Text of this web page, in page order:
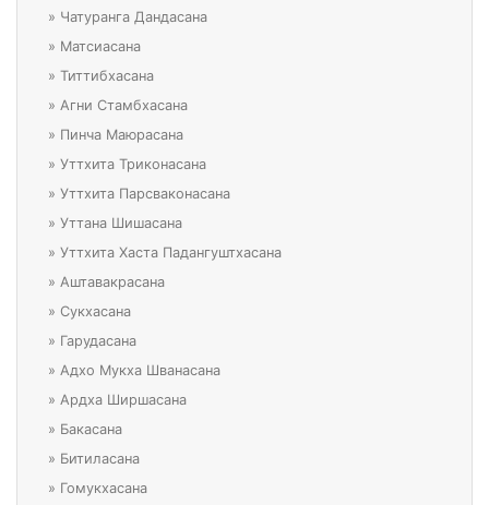
» Чатуранга Дандасана
» Матсиасана
» Титтибхасана
» Агни Стамбхасана
» Пинча Маюрасана
» Уттхита Триконасана
» Уттхита Парсваконасана
» Уттана Шишасана
» Уттхита Хаста Падангуштхасана
» Аштавакрасана
» Сукхасана
» Гарудасана
» Адхо Мукха Шванасана
» Ардха Ширшасана
» Бакасана
» Битиласана
» Гомукхасана